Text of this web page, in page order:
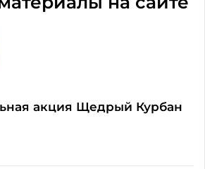
акция Щедрый Курбан